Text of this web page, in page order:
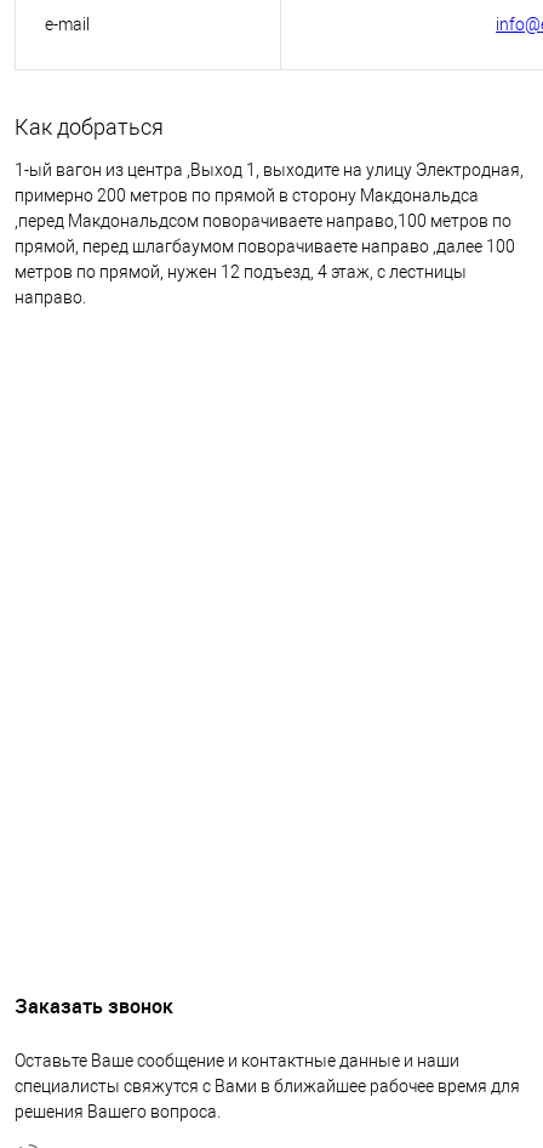
e-mail
Как добраться
1-ый вагон из центра ,Выход 1, выходите на улицу Электродная,
примерно 200 метров по прямой в сторону Макдональдса
,перед Макдональдсом поворачиваете направо,100 метров по
прямой, перед шлагбаумом поворачиваете направо ,далее 100
метров по прямой, нужен 12 подъезд, 4 этаж, с лестницы
направо.
Заказать звонок
Оставьте Ваше сообщение и контактные данные и наши
специалисты свяжутся с Вами в ближайшее рабочее время для
решения Вашего вопроса.